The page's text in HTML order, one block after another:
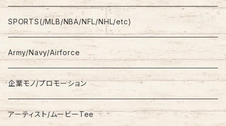
L/S
S/S
Sweatshirt
Hoodie
Fleece
Knit/Sweater
Shorts
adidas
Champion
Carhartt
Columbia
SPORTS(/MLB/NBA/NFL/NHL/etc)
Army/Navy/Airforce
企業モノ/プロモーション
アーティスト/ムービーTee